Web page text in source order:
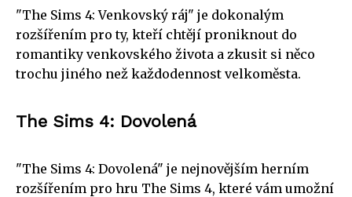
"The Sims 4: Venkovský ráj" je dokonalým
rozšířením pro ty, kteří chtějí proniknout do
romantiky venkovského života a zkusit si něco
trochu jiného než každodennost velkoměsta.
The Sims 4: Dovolená
"The Sims 4: Dovolená" je nejnovějším herním
rozšířením pro hru The Sims 4, které vám umožní